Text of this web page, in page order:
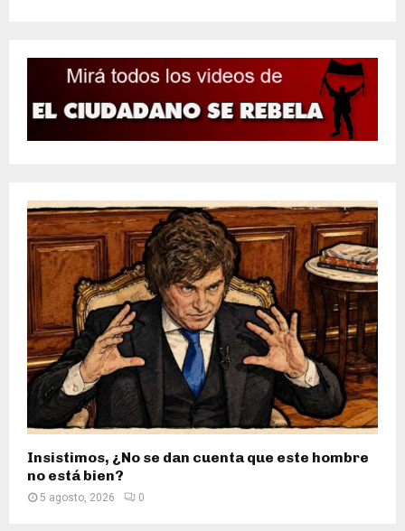
Insistimos, ¿No se dan cuenta que este hombre
no está bien?
5 agosto, 2026 0